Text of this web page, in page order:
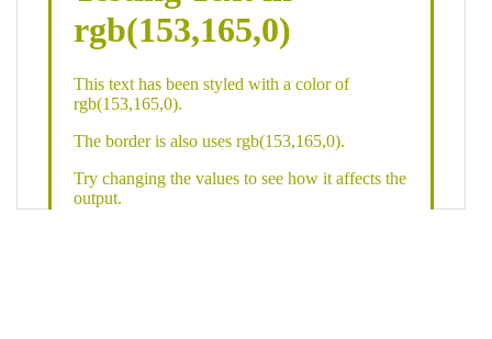
< h1>Testing Text in rgb(153,165,0)